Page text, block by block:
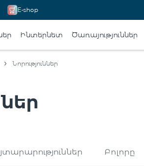
E-shop
Ինտերնետ Ծառայություններ
Նորություններ
Բոլորը